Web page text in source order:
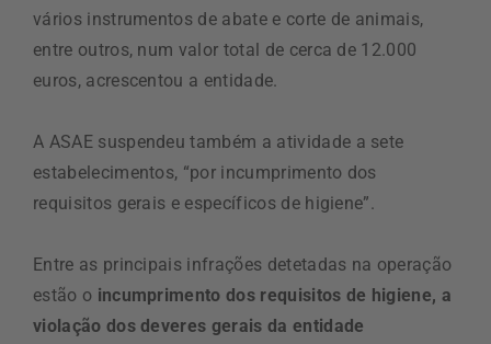
vários instrumentos de abate e corte de animais,
entre outros, num valor total de cerca de 12.000
euros, acrescentou a entidade.
A ASAE suspendeu também a atividade a sete
estabelecimentos, “por incumprimento dos
requisitos gerais e específicos de higiene”.
Entre as principais infrações detetadas na operação
estão o incumprimento dos requisitos de higiene, a
violação dos deveres gerais da entidade